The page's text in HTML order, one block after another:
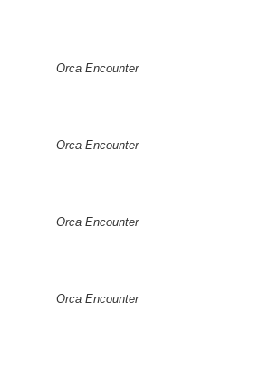
Orca Encounter
Orca Encounter
Orca Encounter
Orca Encounter